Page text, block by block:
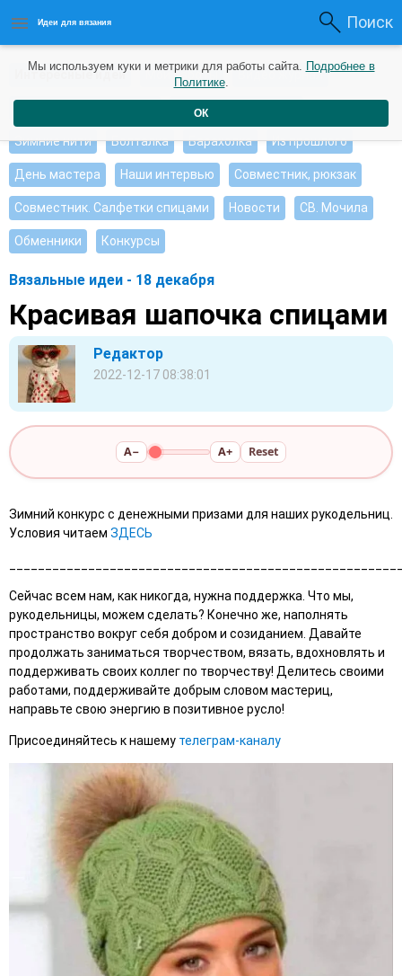
Идеи для вязания Поиск
Интересные идеи Мои работы Видео журнал
Душевные петельки
Зимние нити Болталка Барахолка Из прошлого
День мастера Наши интервью Совместник, рюкзак
Совместник. Салфетки спицами Новости СВ. Мочила
Обменники Конкурсы
Вязальные идеи - 18 декабря
Красивая шапочка спицами
Редактор
2022-12-17 08:38:01
A− A+ Reset
Зимний конкурс с денежными призами для наших рукодельниц.
Условия читаем ЗДЕСЬ
Сейчас всем нам, как никогда, нужна поддержка. Что мы,
рукодельницы, можем сделать? Конечно же, наполнять
пространство вокруг себя добром и созиданием. Давайте
продолжать заниматься творчеством, вязать, вдохновлять и
поддерживать своих коллег по творчеству! Делитесь своими
работами, поддерживайте добрым словом мастериц,
направьте свою энергию в позитивное русло!
Присоединяйтесь к нашему телеграм-каналу
Мы используем куки и метрики для работы сайта. Подробнее в
Политике.
ОК